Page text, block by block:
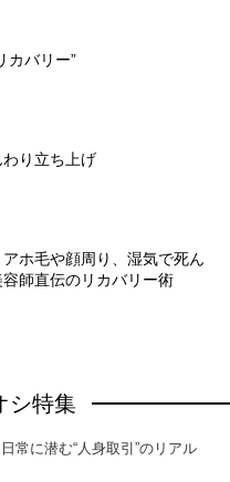
カバリー”
り立ち上げ
ホ毛や顔周り、湿気で死ん
師直伝のリカバリー術
シ特集
常に潜む“人身取引”のリアル